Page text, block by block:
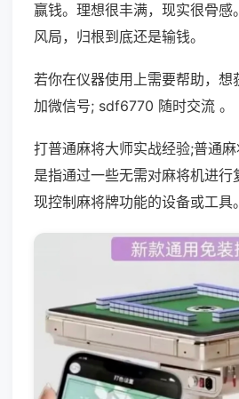
赢钱。理想很丰满，现实很骨感
风局，归根到底还是输钱。
若你在仪器使用上需要帮助，想
加微信号; sdf6770 随时交流 。
打普通麻将大师实战经验;普通
是指通过一些无需对麻将机进行
现控制麻将牌功能的设备或工具。